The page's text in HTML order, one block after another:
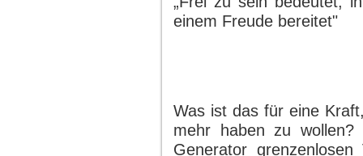
einem Freude bereitet"
Was ist das für eine
mehr haben zu
Generator